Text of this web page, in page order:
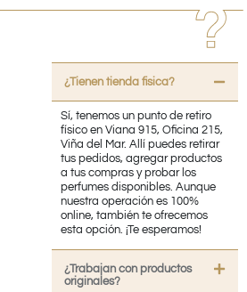
¿Tienen tienda fisica?
Sí, tenemos un punto de retiro
físico en Viana 915, Oficina 215,
Viña del Mar. Allí puedes retirar
tus pedidos, agregar productos
a tus compras y probar los
perfumes disponibles. Aunque
nuestra operación es 100%
online, también te ofrecemos
esta opción. ¡Te esperamos!
¿Trabajan con productos
originales?